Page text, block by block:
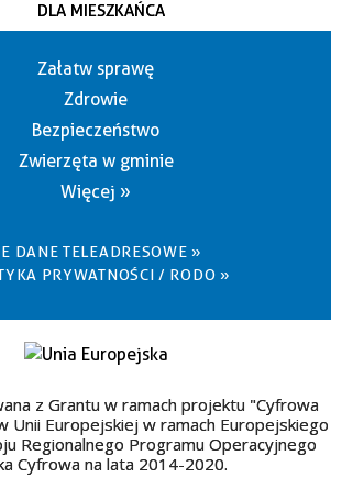
DLA MIESZKAŃCA
Załatw sprawę
Zdrowie
Bezpieczeństwo
Zwierzęta w gminie
Więcej »
DANE TELEADRESOWE »
PRYWATNOŚCI / RODO »
z Grantu w ramach projektu "Cyfrowa
Unii Europejskiej w ramach Europejskiego
Regionalnego Programu Operacyjnego
Cyfrowa na lata 2014-2020.